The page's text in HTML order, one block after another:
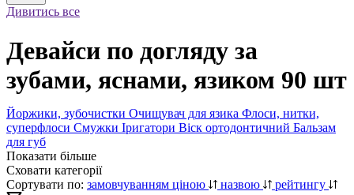
Дивитись все
Девайси по догляду за
зубами, яснами, язиком 90 шт
Йоржики, зубочистки Очищувач для язика Флоси, нитки,
суперфлоси Смужки Іригатори Віск ортодонтичний Бальзам
для губ
Показати більше
Сховати категорії
Сортувати по: замовчуванням ціною назвою
рейтингу